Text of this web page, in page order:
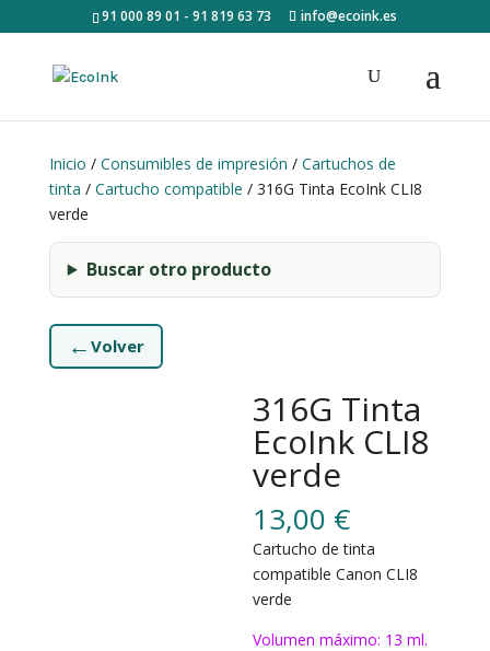
91 000 89 01 - 91 819 63 73 info@ecoink.es
Inicio / Consumibles de impresión / Cartuchos de
tinta / Cartucho compatible / 316G Tinta EcoInk CLI8
verde
Buscar otro producto
← Volver
316G Tinta
EcoInk CLI8
verde
13,00 €
Cartucho de tinta
compatible Canon CLI8
verde
Volumen máximo: 13 ml.